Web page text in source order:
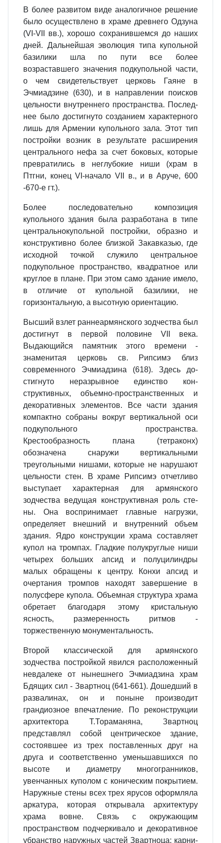
В более развитом виде аналогичное решение
было осуществлено в храме древнего Одзуна
(VI-VII вв.), хорошо сохранившемся до наших
дней. Дальнейшая эволюция типа куполь­ной
базилики шла по пути все более
возраставшего значения подкуполь­ной части,
о чем свидетельствует церковь Гаяне в
Эчмиадзине (630), и в направлении поисков
цельности внутреннего пространства. Послед­
нее было достигнуто созданием характерного
лишь для Армении ку­польного зала. Этот тип
постройки возник в результате расширения
центрального нефа за счет боковых, которые
превратились в неглубокие ниши (храм в
Птгни, конец VI-начало VII в., и в Аруче, 600
-670-е гт.).
Более последовательно композиция
купольного здания была разрабо­тана в типе
центральнокупольной постройки, образно и
конструктивно более близкой Закавказью, где
ис­ходной точкой служило центральное
подкупольное пространство, квад­ратное или
круглое в плане. При этом само здание имело,
в отличие от купольной базилики, не
горизонталь­ную, а высотную ориентацию.
Высший взлет раннеармянского зод­чества был
достигнут в первой по­ловине VII века.
Выдающийся па­мятник этого времени -
знаменитая церковь св. Рипсимэ близ
современ­ного Эчмиадзина (618). Здесь до­
стигнуто неразрывное единство кон­
структивных, объемно-простран­ственных и
декоративных элемен­тов. Все части здания
компактно собраны вокруг вертикальной оси
подкупольного пространства.
Крестообразность плана (тетраконх)
обозначена снаружи вертикальными
треугольными нишами, которые не нарушают
цельности стен. В храме Рипсимэ отчетливо
выступает ха­рактерная для армянского
зодчества ведущая конструктивная роль сте­
ны. Она воспринимает главные на­грузки,
определяет внешний и вну­тренний объем
здания. Ядро конструкции храма составляет
купол на тромпах. Гладкие полукруглые ни­ши
четырех больших апсид и полуцилиндры
малых обращены к цен­тру. Конхи апсид и
очертания тром­пов находят завершение в
полусфере купола. Объемная структура храма
обретает благодаря этому кристальную
ясность, размерен­ность ритмов -
торжественную монументальность.
Второй классической для армян­ского
зодчества постройкой явился расположенный
невдалеке от нынешнего Эчмиадзина храм
Бдящих сил - Звартноц (641-661). Дошед­ший в
развалинах, он и поныне про­изводит
грандиозное впечатление. По реконструкции
архитектора Т.Тораманяна, Звартноц
представлял собой центрическое здание,
состояв­шее из трех поставленных друг на
друга и соответственно уменьшав­шихся по
высоте и диаметру много­гранников,
увенчанных куполом с коническим покрытием.
Наружные стены всех трех ярусов оформляла
аркатура, которая открывала ар­хитектуру
храма вовне. Связь с ок­ружающим
пространством подчер­кивало и декоративное
убранство наружных частей Звартноца: карни­